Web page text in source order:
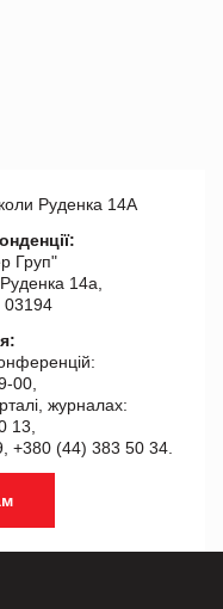
Руденка 14А
Груп"
14а,
03194
00,
журналах:
13,
+380 (44) 383 50 34.